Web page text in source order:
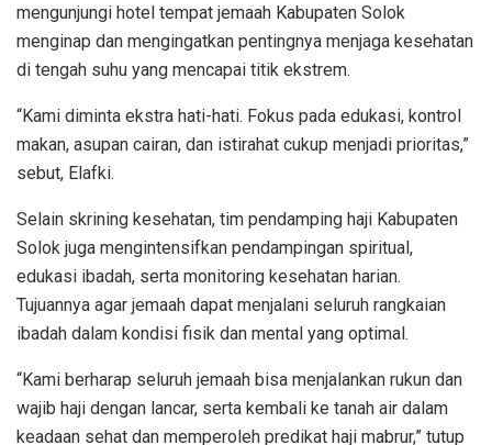
mengunjungi hotel tempat jemaah Kabupaten Solok
menginap dan mengingatkan pentingnya menjaga kesehatan
di tengah suhu yang mencapai titik ekstrem.
“Kami diminta ekstra hati-hati. Fokus pada edukasi, kontrol
makan, asupan cairan, dan istirahat cukup menjadi prioritas,”
sebut, Elafki.
Selain skrining kesehatan, tim pendamping haji Kabupaten
Solok juga mengintensifkan pendampingan spiritual,
edukasi ibadah, serta monitoring kesehatan harian.
Tujuannya agar jemaah dapat menjalani seluruh rangkaian
ibadah dalam kondisi fisik dan mental yang optimal.
“Kami berharap seluruh jemaah bisa menjalankan rukun dan
wajib haji dengan lancar, serta kembali ke tanah air dalam
keadaan sehat dan memperoleh predikat haji mabrur,” tutup